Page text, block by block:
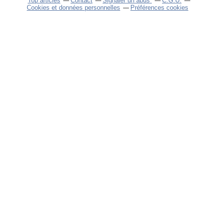
Cookies et données personnelles
Préférences cookies